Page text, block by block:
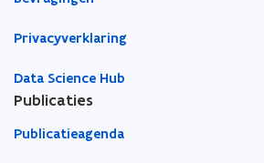
Privacyverklaring
Data Science Hub
Publicaties
Publicatieagenda